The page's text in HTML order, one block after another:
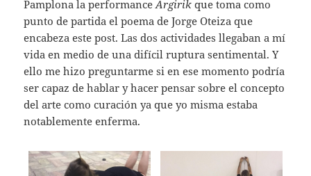
Pamplona la performanceArgirikque toma como
punto de partida el poema de Jorge Oteiza que
encabeza este post. Las dos actividades llegaban a mí
vida en medio de una difícil ruptura sentimental. Y
ello me hizo preguntarme si en ese momento podría
ser capaz de hablar y hacer pensar sobre el concepto
del arte como curación ya que yo misma estaba
notablemente enferma.